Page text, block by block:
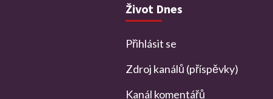
Život Dnes
Přihlásit se
Zdroj kanálů (příspěvky)
Kanál komentářů